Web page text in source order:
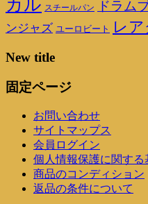
カル スチールパン ドラム
ンジャズ ユーロビート レ
New title
固定ページ
お問い合わせ
サイトマップス
会員ログイン
個人情報保護に関する
商品のコンディション
返品の条件について